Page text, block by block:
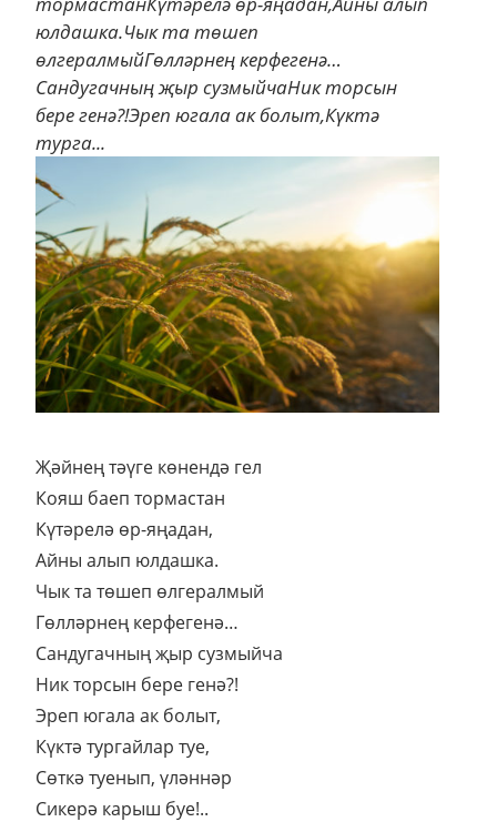
юлдашка.Чык та төшеп
өлгералмыйГөлләрнең керфегенә…
Сандугачның җыр сузмыйчаНик торсын
бере генә?!Эреп югала ак болыт,Күктә
турга...
Җәйнең тәүге көнендә гел
Кояш баеп тормастан
Күтәрелә өр-яңадан,
Айны алып юлдашка.
Чык та төшеп өлгералмый
Гөлләрнең керфегенә…
Сандугачның җыр сузмыйча
Ник торсын бере генә?!
Эреп югала ак болыт,
Күктә тургайлар туе,
Сөткә туенып, үләннәр
Сикерә карыш буе!..